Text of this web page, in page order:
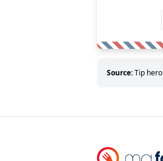
Source:Tip hero